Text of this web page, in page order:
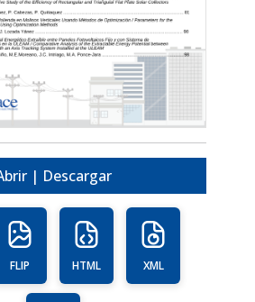
| Descargar
FLIP HTML XML